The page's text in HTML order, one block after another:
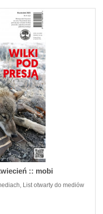
:: mobi
List otwarty do mediów